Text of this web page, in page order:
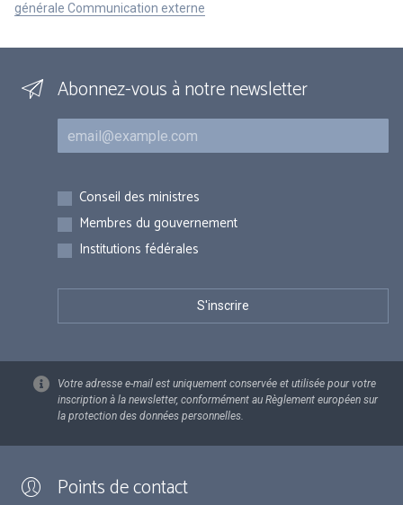
générale Communication externe
Abonnez-vous à notre newsletter
Courriel
Inscriptions
Conseil des ministres
Membres du gouvernement
Institutions fédérales
Votre adresse e-mail est uniquement conservée et utilisée pour votre
inscription à la newsletter, conformément au Règlement européen sur
la protection des données personnelles.
Points de contact